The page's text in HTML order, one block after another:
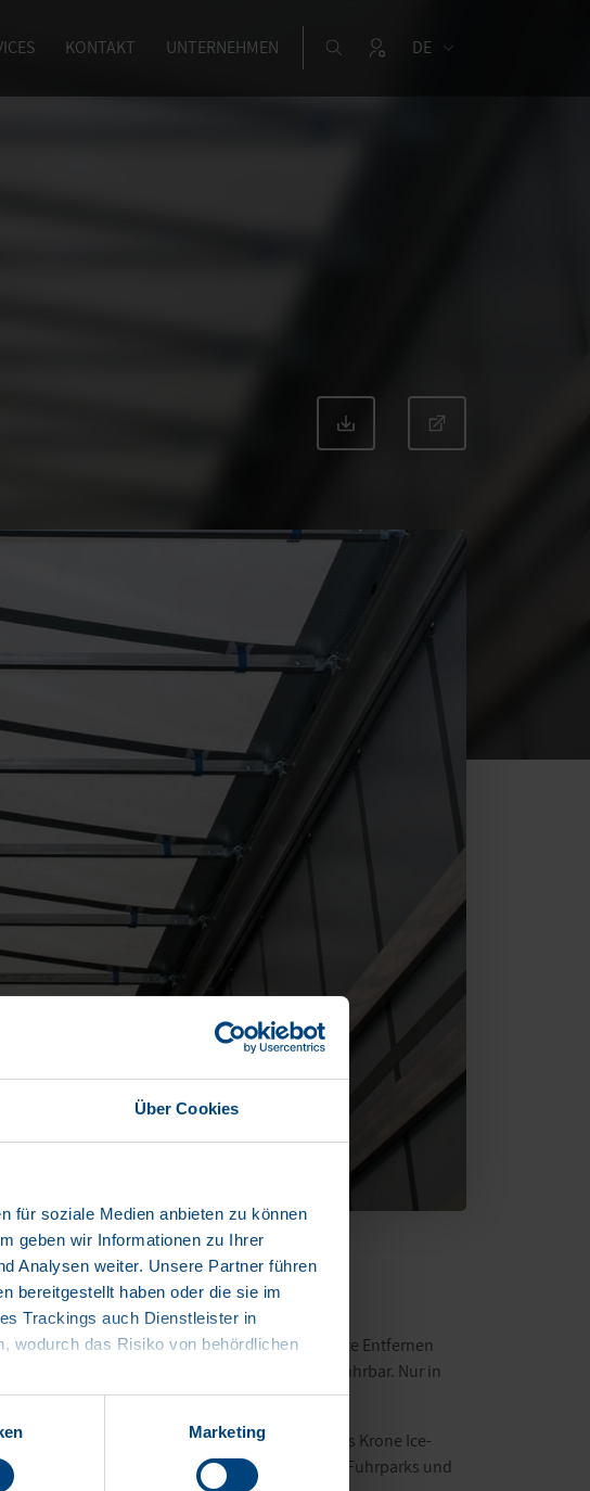
Über Cookies
für soziale Medien anbieten zu können
geben wir Informationen zu Ihrer
Analysen weiter. Unsere Partner führen
bereitgestellt haben oder die sie im
Trackings auch Dienstleister in
wodurch das Risiko von behördlichen
Marketing
KONTAKT UNTERNEHMEN DE
Problem. Denn das vom Gesetzgeber geforderte Entfernen
und in der Praxis oft schwer durchführbar. Nur in
Abfahrt entfernen kann.
ein großes Problem für Speditionen dar. Das Krone Ice-
wird die Verkehrs- und Betriebssicherheit des Fuhrparks und